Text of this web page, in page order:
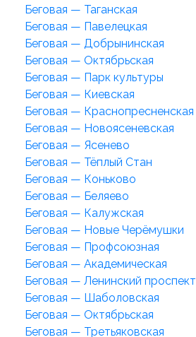
Беговая — Таганская
Беговая — Павелецкая
Беговая — Добрынинская
Беговая — Октябрьская
Беговая — Парк культуры
Беговая — Киевская
Беговая — Краснопресненская
Беговая — Новоясеневская
Беговая — Ясенево
Беговая — Тёплый Стан
Беговая — Коньково
Беговая — Беляево
Беговая — Калужская
Беговая — Новые Черёмушки
Беговая — Профсоюзная
Беговая — Академическая
Беговая — Ленинский проспект
Беговая — Шаболовская
Беговая — Октябрьская
Беговая — Третьяковская